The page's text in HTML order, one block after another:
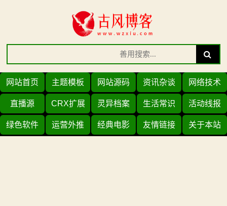
Search
for:
Search
网站首页 主题模板 网站源码 资讯杂谈 网络技术
直播源 CRX扩展 灵异档案 生活常识 活动线报
绿色软件 运营外推 经典电影 友情链接 关于本站